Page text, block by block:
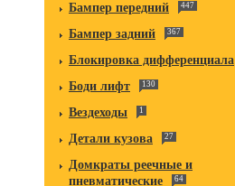
Бампер передний 447
Бампер задний 367
Блокировка дифференциала
Боди лифт 130
Вездеходы 1
Детали кузова 27
Домкраты реечные и
пневматические
64